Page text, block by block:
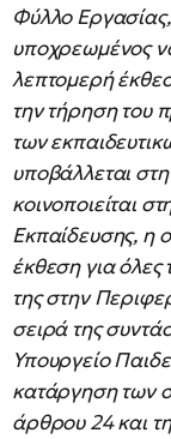
Φύλλο
υποχρεωμένος
λεπτομερή
την τήρηση του
των
υποβάλλεται
κοινοποιείται
Εκπαίδευσης, η
έκθεση για όλες
της στην
σειρά της
Υπουργείο
κατάργηση των
άρθρου 24 και